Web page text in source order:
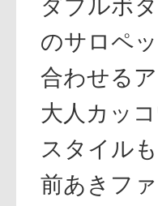
ダブルボ
のサロペッ
合わせる
大人カッ
スタイル
前あきフ